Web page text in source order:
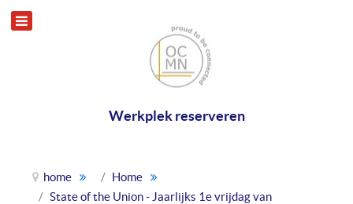
Werkplek reserveren
home
Home
State of the Union - Jaarlijks 1e vrijdag van